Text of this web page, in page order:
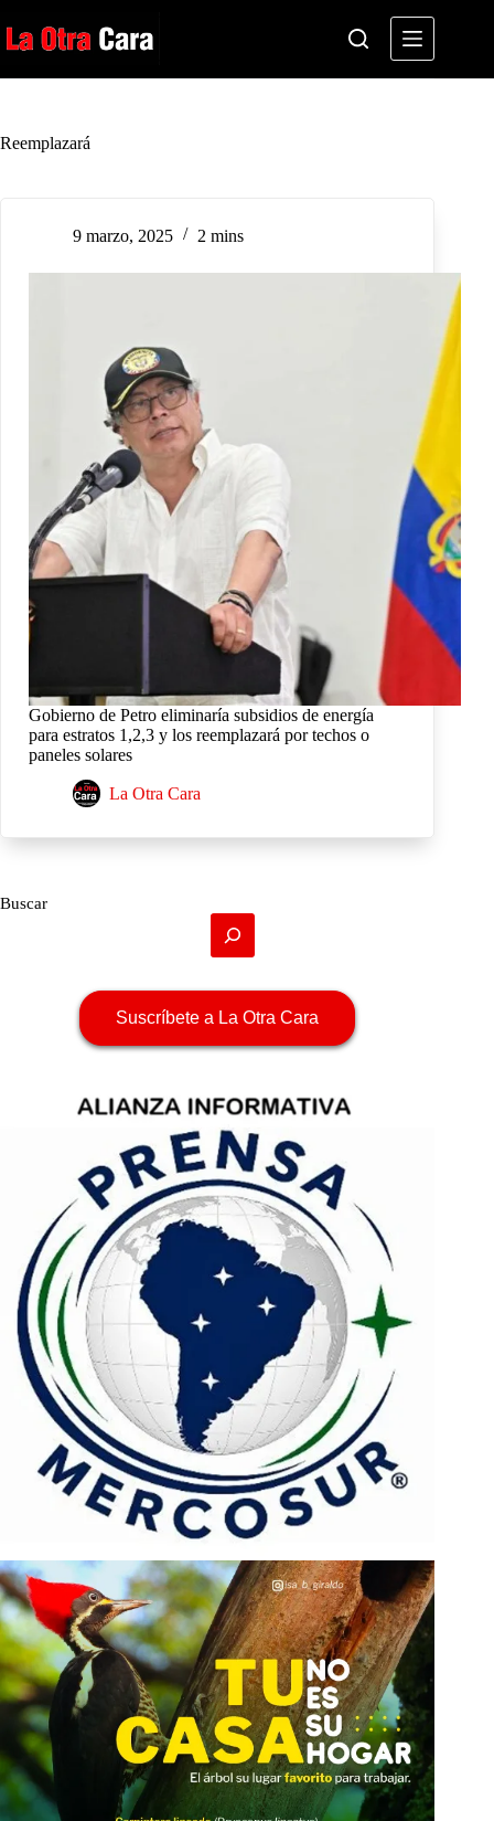
al
contenido
Reemplazará
9 marzo, 2025 2 mins
Gobierno de Petro eliminaría subsidios de energía
para estratos 1,2,3 y los reemplazará por techos o
paneles solares
La Otra Cara
Buscar
Suscríbete a La Otra Cara